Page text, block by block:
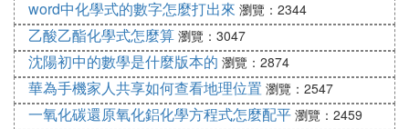
word中化學式的數字怎麼打出來 瀏覽：2344
乙酸乙酯化學式怎麼算 瀏覽：3047
沈陽初中的數學是什麼版本的 瀏覽：2874
華為手機家人共享如何查看地理位置 瀏覽：2547
一氧化碳還原氧化鋁化學方程式怎麼配平 瀏覽：2459